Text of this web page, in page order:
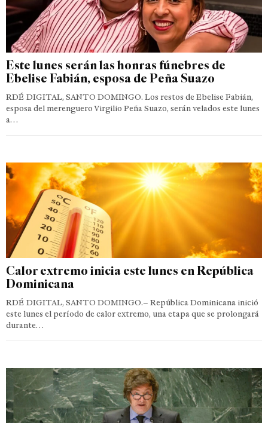
Este lunes serán las honras fúnebres de
Ebelise Fabián, esposa de Peña Suazo
RDÉ DIGITAL, SANTO DOMINGO. Los restos de Ebelise Fabián,
esposa del merenguero Virgilio Peña Suazo, serán velados este lunes
a…
Calor extremo inicia este lunes en República
Dominicana
RDÉ DIGITAL, SANTO DOMINGO.– República Dominicana inició
este lunes el período de calor extremo, una etapa que se prolongará
durante…